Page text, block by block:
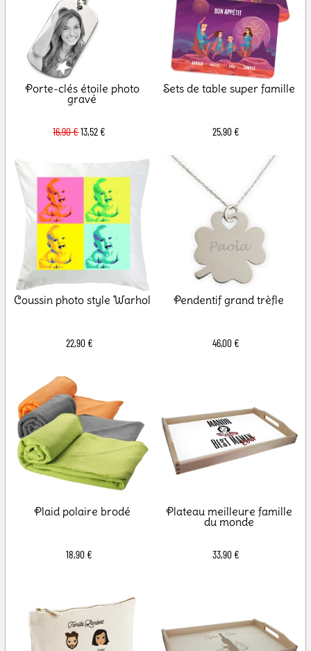
Porte-clés étoile photo
gravé
16,90 €13,52 €
Sets de table super famille
25,90 €
Coussin photo style Warhol
22,90 €
Pendentif grand trèfle
46,00 €
Plaid polaire brodé
18,90 €
Plateau meilleure famille
du monde
33,90 €